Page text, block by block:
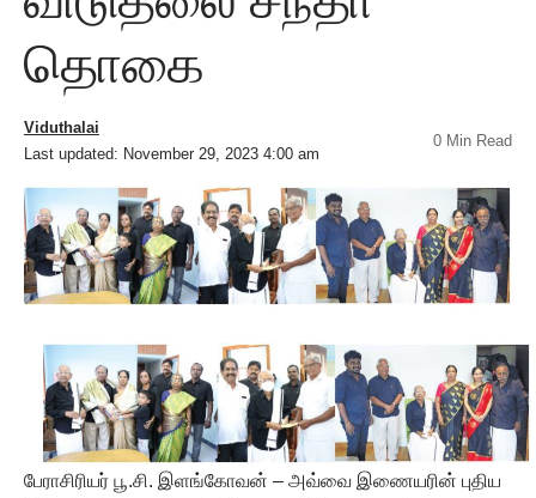
தொகை
Last updated: November 29, 2023 4:00 am
Viduthalai
0 Min Read
பேராசிரியர் பூ.சி. இளங்கோவன் – அவ்வை இணையரின் புதிய